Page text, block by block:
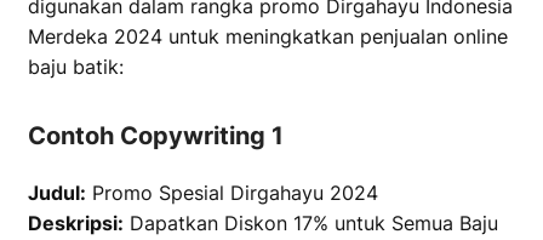
digunakan dalam rangka promo Dirgahayu Indonesia
Merdeka 2024 untuk meningkatkan penjualan online
baju batik:
Contoh Copywriting 1
Judul: Promo Spesial Dirgahayu 2024
Deskripsi: Dapatkan Diskon 17% untuk Semua Baju